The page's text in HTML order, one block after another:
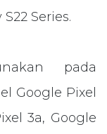
Series.
pada
Google Pixel
3a, Google